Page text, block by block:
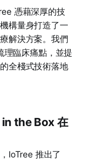
憑藉深厚的技
構量身打造了一
解決方案。我們
理臨床痛點，並提
全棧式技術落地
the Box 在
IoTree 推出了